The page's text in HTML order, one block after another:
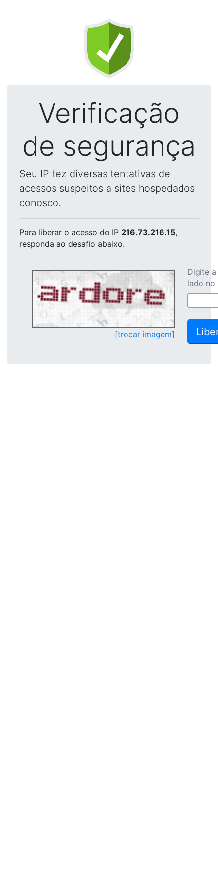
Verificação
de segurança
Seu IP fez diversas tentativas de
acessos suspeitos a sites hospedados
conosco.
Para liberar o acesso do IP 216.73.216.15,
responda ao desafio abaixo.
[trocar imagem]
Digite
lado no